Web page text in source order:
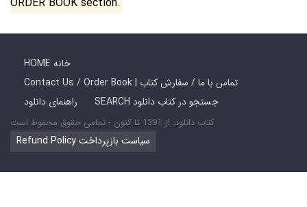
HOME خانه
Contact Us / Order Book | تماس با ما / سفارش کتاب
راهنمای دانلود
SEARCH جستجو در کتاب دانلود
کتاب دانلود: از 1391 تا کنون - تمامی حقوق محفوظ است
Refund Policy سیاست بازپرداخت